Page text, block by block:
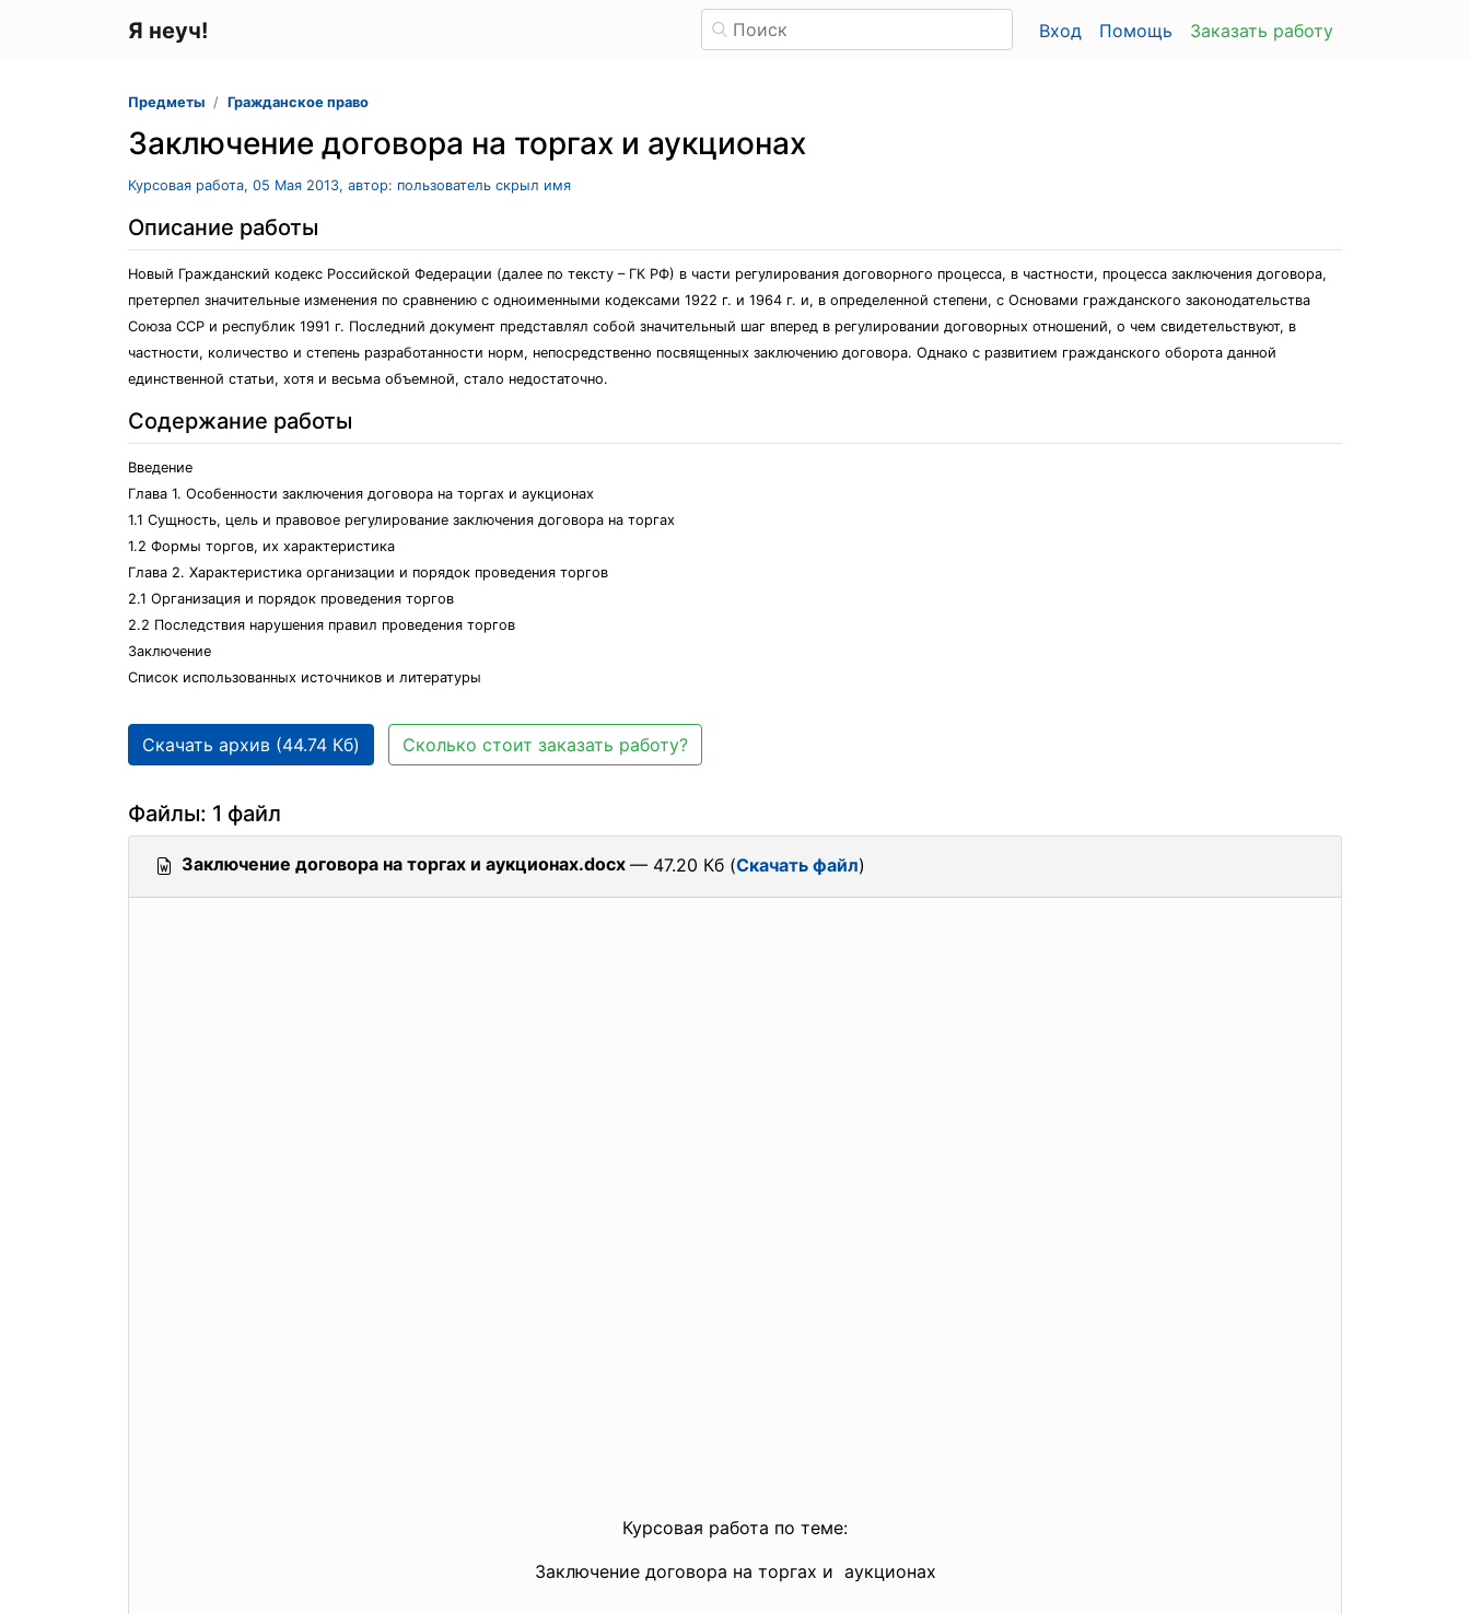
Я неуч! Вход Помощь Заказать работу
Предметы Гражданское право
Заключение договора на торгах и аукционах
Курсовая работа, 05 Мая 2013, автор: пользователь скрыл имя
Описание работы
Новый Гражданский кодекс Российской Федерации (далее по тексту – ГК РФ) в части регулирования договорного процесса, в частности, процесса заключения договора,
претерпел значительные изменения по сравнению с одноименными кодексами 1922 г. и 1964 г. и, в определенной степени, с Основами гражданского законодательства
Союза ССР и республик 1991 г. Последний документ представлял собой значительный шаг вперед в регулировании договорных отношений, о чем свидетельствуют, в
частности, количество и степень разработанности норм, непосредственно посвященных заключению договора. Однако с развитием гражданского оборота данной
единственной статьи, хотя и весьма объемной, стало недостаточно.
Содержание работы
Введение
Глава 1. Особенности заключения договора на торгах и аукционах
1.1 Сущность, цель и правовое регулирование заключения договора на торгах
1.2 Формы торгов, их характеристика
Глава 2. Характеристика организации и порядок проведения торгов
2.1 Организация и порядок проведения торгов
2.2 Последствия нарушения правил проведения торгов
Заключение
Список использованных источников и литературы
Скачать архив (44.74 Кб) Сколько стоит заказать работу?
Файлы: 1 файл
Заключение договора на торгах и аукционах.docx — 47.20 Кб (Скачать файл)
Курсовая работа по теме:
Заключение договора на торгах и аукционах